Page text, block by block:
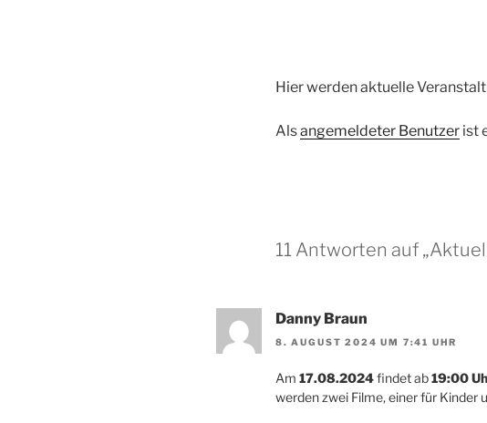
Hier werden aktuelle
Alsangemeldeter Benutzer ist
11 Antworten auf
Danny Braun
8. AUGUST 2024 UM 7:41 UHR
Am 17.08.2024findet ab19:00
werden zwei Filme, einer für Kinder